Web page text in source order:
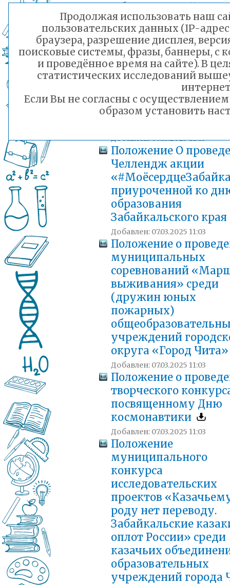
Добавлен: 07.03.2025 11:03
Положение о
муниципальном
краевого конкурса
«Неопалимая
среди (дружин
пожарных)
учреждений
Добавлен: 07.03.2025 11:03
Положение О
Челлендж акции
приуроченной ко
образования
Забайкальского края
Добавлен: 07.03.2025 11:03
Положение о
муниципальных
соревнований
выживания» среди
(дружин юных
пожарных)
учреждений
округа «Город
Добавлен: 07.03.2025 11:03
Положение о
творческого
посвященному Дню
космонавтики
Добавлен: 07.03.2025 11:03
Положение
муниципального
конкурса
исследовательских
проектов
роду нет переводу.
Забайкальские
оплот России» среди
казачьих
образовательных
учреждений города
Продолжая использовать наш
пользовательских данных (IP-
браузера, разрешение дисплея,
поисковые системы, фразы, баннеры, с
и проведённое время на сайте). В
статистических исследований
Если Вы не согласны с
образом установить